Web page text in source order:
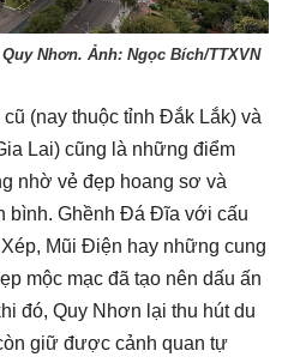
Nhơn. Ảnh: Ngọc Bích/TTXVN
(nay thuộc tỉnh Đắk Lắk) và
Lai) cũng là những điểm
nhờ vẻ đẹp hoang sơ và
bình. Ghềnh Đá Đĩa với cấu
Mũi Điện hay những cung
mộc mạc đã tạo nên dấu ấn
đó, Quy Nhơn lại thu hút du
giữ được cảnh quan tự